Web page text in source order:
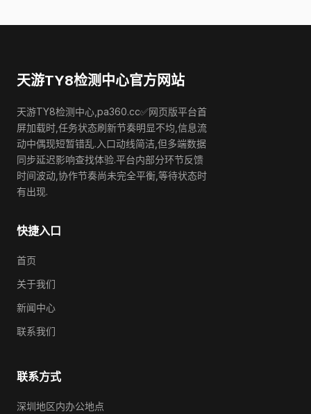
天游TY8检测中心官方网站
天游TY8检测中心,pa360.cc✅网页版平台首
屏加载时,任务状态刷新节奏明显不均,信息流
动中偶现短暂错乱.入口动线简洁,但多端数据
同步延迟影响查找体验.平台内部分环节反馈
时间波动,协作节奏尚未完全平衡,等待状态时
有出现.
快捷入口
首页
关于我们
新闻中心
联系我们
联系方式
深圳地区内办公地点